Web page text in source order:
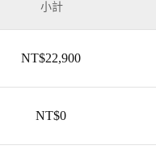
小計
NT$22,900
NT$0